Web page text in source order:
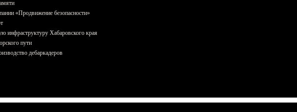
«Продвижение безопасности»
инфраструктуру Хабаровского края
пути
дебаркадеров